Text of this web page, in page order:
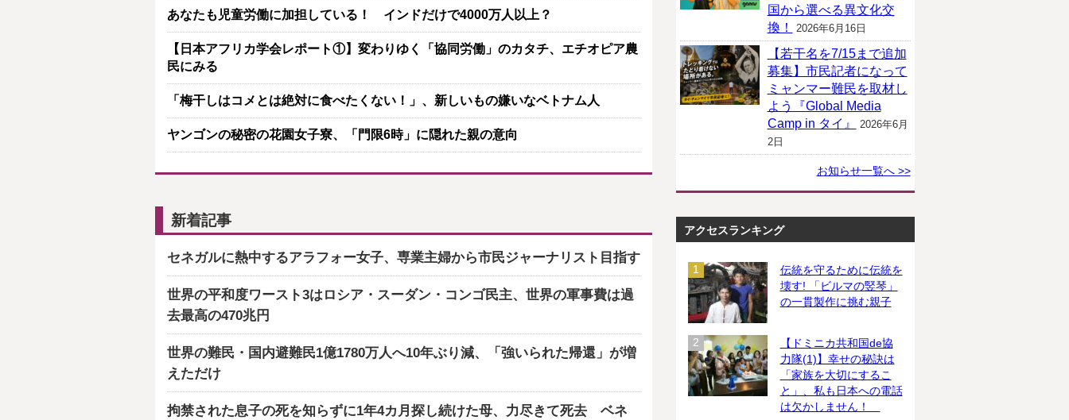
あなたも児童労働に加担している！ インドだけで4000万人以上？
【日本アフリカ学会レポート①】変わりゆく「協同労働」のカタチ、エチオピア農
民にみる
「梅干しはコメとは絶対に食べたくない！」、新しいもの嫌いなベトナム人
ヤンゴンの秘密の花園女子寮、「門限6時」に隠れた親の意向
新着記事
セネガルに熱中するアラフォー女子、専業主婦から市民ジャーナリスト目指す
世界の平和度ワースト3はロシア・スーダン・コンゴ民主、世界の軍事費は過
去最高の470兆円
世界の難民・国内避難民1億1780万人へ10年ぶり減、「強いられた帰還」が増
えただけ
拘禁された息子の死を知らずに1年4カ月探し続けた母、力尽きて死去 ベネ
国から選べる異文化交
換！
2026年6月16日
【若干名を7/15まで追加
募集】市民記者になって
ミャンマー難民を取材し
よう『Global Media
Camp in タイ』
2026年6月
2日
お知らせ一覧へ >>
アクセスランキング
伝統を守るために伝統を
壊す! 「ビルマの竪琴」
の一貫製作に挑む親子
【ドミニカ共和国de協
力隊(1)】幸せの秘訣は
「家族を大切にするこ
と」、私も日本への電話
は欠かしません！